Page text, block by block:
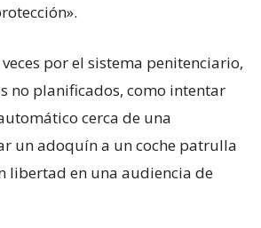
por el sistema penitenciario,
no planificados, como intentar
cerca de una
un adoquín a un coche patrulla
libertad en una audiencia de